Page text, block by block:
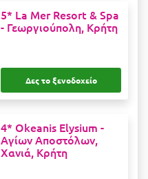
5* La Mer Resort & Spa
- Γεωργιούπολη, Κρήτη
Δες το ξενοδοχείο
4* Okeanis Elysium -
Αγίων Αποστόλων,
Χανιά, Κρήτη